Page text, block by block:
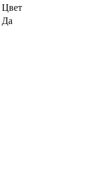
Цвет
Да